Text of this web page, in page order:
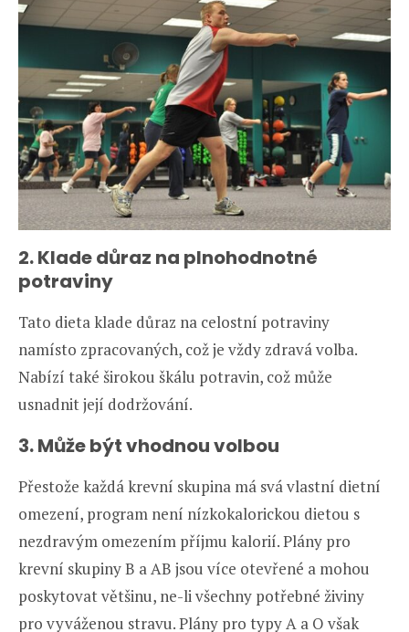
2. Klade důraz na plnohodnotné
potraviny
Tato dieta klade důraz na celostní potraviny
namísto zpracovaných, což je vždy zdravá volba.
Nabízí také širokou škálu potravin, což může
usnadnit její dodržování.
3. Může být vhodnou volbou
Přestože každá krevní skupina má svá vlastní dietní
omezení, program není nízkokalorickou dietou s
nezdravým omezením příjmu kalorií. Plány pro
krevní skupiny B a AB jsou více otevřené a mohou
poskytovat většinu, ne-li všechny potřebné živiny
pro vyváženou stravu. Plány pro typy A a O však